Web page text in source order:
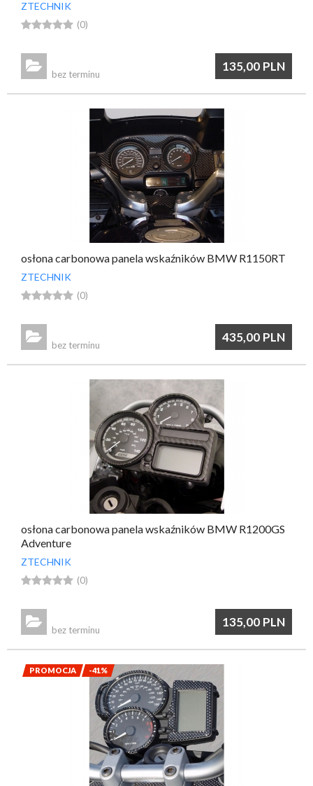
ZTECHNIK
 (0)
135,00 PLN

bez terminu
osłona carbonowa panela wskaźników BMW R1150RT
ZTECHNIK
 (0)
435,00 PLN

bez terminu
osłona carbonowa panela wskaźników BMW R1200GS
Adventure
ZTECHNIK
 (0)
135,00 PLN

bez terminu
PROMOCJA -41%